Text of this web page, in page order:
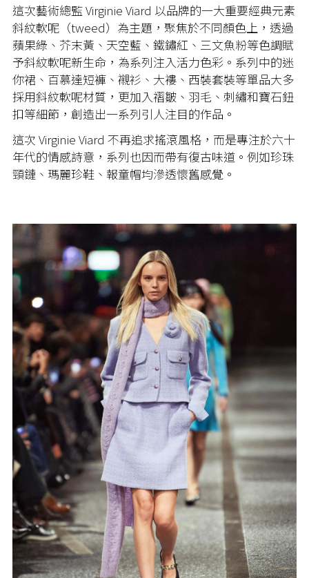
這次藝術總監 Virginie Viard 以品牌的一大重要經典元素
斜紋軟呢（tweed）為主題，聚焦於不同顏色上，透過
蘋果綠、芥末黃、天空藍、鐵鏽紅、三文魚粉等色調賦
予斜紋軟呢新生命，為系列注入活力色彩。系列中的迷
你裙、百慕達短褲、襯衫、大褸、西裝套裝等單品大多
採用斜紋軟呢材質，更加入褶皺、羽毛、刺繡和寶石鈕
扣等細節，創造出一系列引人注目的作品。
這次 Virginie Viard 不再追求搖滾風格，而是專注於六十
年代的情感詩意，系列也因而帶有復古味道。例如珍珠
頸鏈、瑪麗珍鞋、報童帽均滲透懷舊感覺。